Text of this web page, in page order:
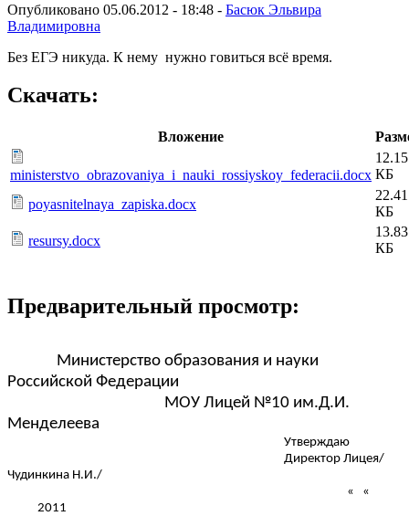
Опубликовано 05.06.2012 - 18:48 - Басюк Эльвира
Владимировна
Без ЕГЭ никуда. К нему нужно говиться всё время.
Скачать:
Вложение
ministerstvo_obrazovaniya_i_nauki_rossiyskoy_federacii.docx
12.15
КБ
poyasnitelnaya_zapiska.docx
22.41
КБ
resursy.docx
13.83
КБ
Предварительный просмотр:
Министерство образования и науки
Российской Федерации
МОУ Лицей №10 им.Д.И.
Менделеева
Утверждаю
Директор Лицея/
Чудинкина Н.И./
« «
2011